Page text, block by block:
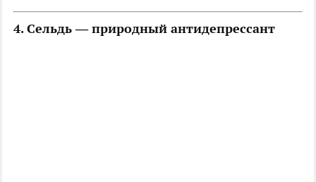
4. Сельдь — природный антидепрессант